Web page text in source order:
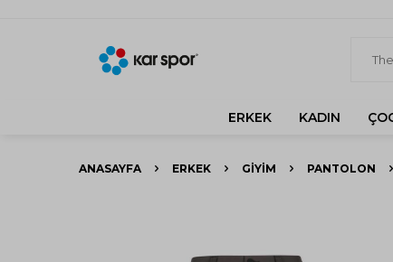
ERKEK KADIN
ANASAYFA ERKEK GIYIM PANTOLON